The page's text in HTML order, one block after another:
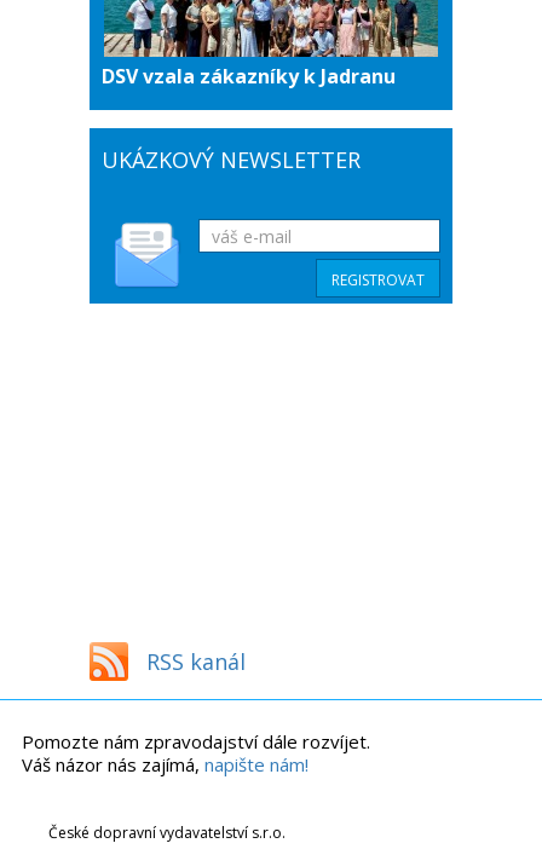
DSV vzala zákazníky k Jadranu
UKÁZKOVÝ NEWSLETTER
RSS kanál
Pomozte nám zpravodajství dále rozvíjet.
Váš názor nás zajímá, napište nám!
České dopravní vydavatelství s.r.o.